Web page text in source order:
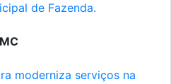
de Fazenda.
moderniza serviços na